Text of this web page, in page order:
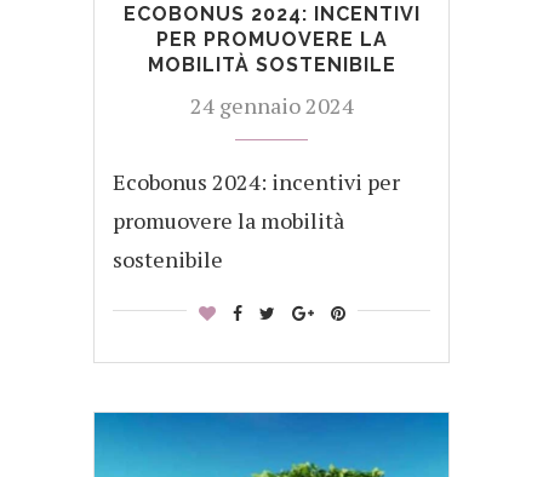
ECOBONUS 2024: INCENTIVI
PER PROMUOVERE LA
MOBILITÀ SOSTENIBILE
24 gennaio 2024
Ecobonus 2024: incentivi per
promuovere la mobilità
sostenibile